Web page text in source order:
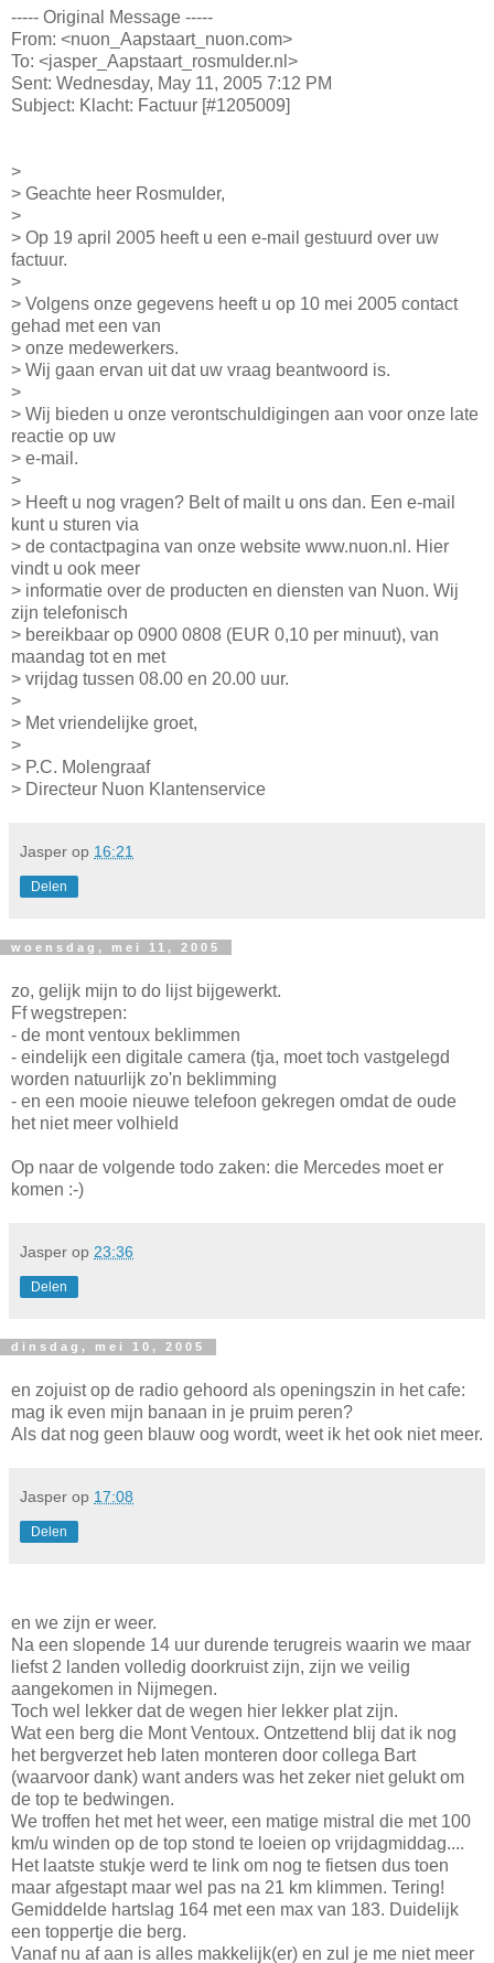
----- Original Message -----
From: <nuon_Aapstaart_nuon.com>
To: <jasper_Aapstaart_rosmulder.nl>
Sent: Wednesday, May 11, 2005 7:12 PM
Subject: Klacht: Factuur [#1205009]
>
> Geachte heer Rosmulder,
>
> Op 19 april 2005 heeft u een e-mail gestuurd over uw
factuur.
>
> Volgens onze gegevens heeft u op 10 mei 2005 contact
gehad met een van
> onze medewerkers.
> Wij gaan ervan uit dat uw vraag beantwoord is.
>
> Wij bieden u onze verontschuldigingen aan voor onze late
reactie op uw
> e-mail.
>
> Heeft u nog vragen? Belt of mailt u ons dan. Een e-mail
kunt u sturen via
> de contactpagina van onze website www.nuon.nl. Hier
vindt u ook meer
> informatie over de producten en diensten van Nuon. Wij
zijn telefonisch
> bereikbaar op 0900 0808 (EUR 0,10 per minuut), van
maandag tot en met
> vrijdag tussen 08.00 en 20.00 uur.
>
> Met vriendelijke groet,
>
> P.C. Molengraaf
> Directeur Nuon Klantenservice
Jasper op 16:21
Delen
woensdag, mei 11, 2005
zo, gelijk mijn to do lijst bijgewerkt.
Ff wegstrepen:
- de mont ventoux beklimmen
- eindelijk een digitale camera (tja, moet toch vastgelegd
worden natuurlijk zo'n beklimming
- en een mooie nieuwe telefoon gekregen omdat de oude
het niet meer volhield
Op naar de volgende todo zaken: die Mercedes moet er
komen :-)
Jasper op 23:36
Delen
dinsdag, mei 10, 2005
en zojuist op de radio gehoord als openingszin in het cafe:
mag ik even mijn banaan in je pruim peren?
Als dat nog geen blauw oog wordt, weet ik het ook niet meer.
Jasper op 17:08
Delen
en we zijn er weer.
Na een slopende 14 uur durende terugreis waarin we maar
liefst 2 landen volledig doorkruist zijn, zijn we veilig
aangekomen in Nijmegen.
Toch wel lekker dat de wegen hier lekker plat zijn.
Wat een berg die Mont Ventoux. Ontzettend blij dat ik nog
het bergverzet heb laten monteren door collega Bart
(waarvoor dank) want anders was het zeker niet gelukt om
de top te bedwingen.
We troffen het met het weer, een matige mistral die met 100
km/u winden op de top stond te loeien op vrijdagmiddag....
Het laatste stukje werd te link om nog te fietsen dus toen
maar afgestapt maar wel pas na 21 km klimmen. Tering!
Gemiddelde hartslag 164 met een max van 183. Duidelijk
een toppertje die berg.
Vanaf nu af aan is alles makkelijk(er) en zul je me niet meer